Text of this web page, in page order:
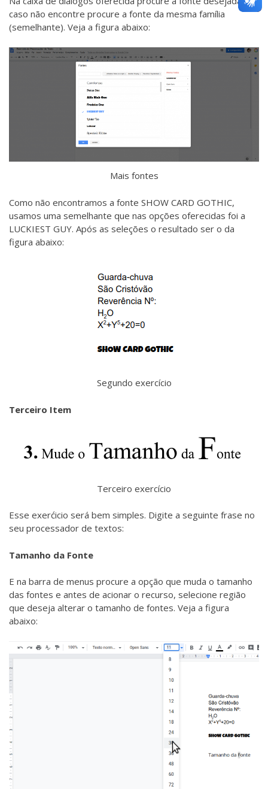
caso não encontre procure a fonte da mesma família
(semelhante). Veja a figura abaixo:
Mais fontes
Como não encontramos a fonte SHOW CARD GOTHIC,
usamos uma semelhante que nas opções oferecidas foi a
LUCKIEST GUY. Após as seleções o resultado ser o da
figura abaixo:
Segundo exercício
Terceiro Item
Terceiro exercício
Esse exerćicio será bem simples. Digite a seguinte frase no
seu processador de textos:
Tamanho da Fonte
E na barra de menus procure a opção que muda o tamanho
das fontes e antes de acionar o recurso, selecione região
que deseja alterar o tamanho de fontes. Veja a figura
abaixo: